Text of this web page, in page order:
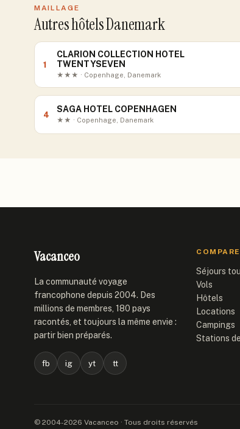
MAILLAGE
Autres hôtels Danemark
1
CLARION COLLECTION HOTEL
TWENTYSEVEN
★★★ · Copenhage, Danemark
4
SAGA HOTEL COPENHAGEN
★★ · Copenhage, Danemark
Vacanceo
La communauté voyage
francophone depuis 2004. Des
millions de membres, 180 pays
racontés, et toujours la même envie :
partir bien préparés.
fb ig yt tt
Séjours
Vols
Hôtels
Locations
Campings
Stations
© 2004-2026 Vacanceo · Tous droits réservés